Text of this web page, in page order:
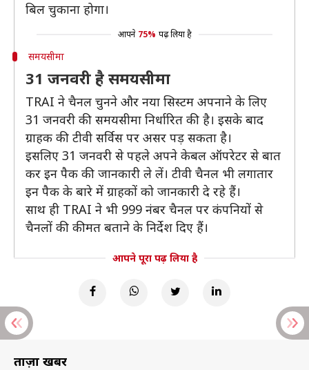
बिल चुकाना होगा।
आपने 75% पढ़ लिया है
समयसीमा
31 जनवरी है समयसीमा
TRAI ने चैनल चुनने और नया सिस्टम अपनाने के लिए
31 जनवरी की समयसीमा निर्धारित की है। इसके बाद
ग्राहक की टीवी सर्विस पर असर पड़ सकता है।
इसलिए 31 जनवरी से पहले अपने केबल ऑपरेटर से बात
कर इन पैक की जानकारी ले लें। टीवी चैनल भी लगातार
इन पैक के बारे में ग्राहकों को जानकारी दे रहे हैं।
साथ ही TRAI ने भी 999 नंबर चैनल पर कंपनियों से
चैनलों की कीमत बताने के निर्देश दिए हैं।
आपने पूरा पढ़ लिया है
ताज़ा खबरें